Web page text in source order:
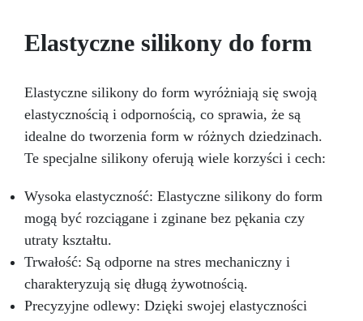
Elastyczne silikony do form
Elastyczne silikony do form wyróżniają się swoją
elastycznością i odpornością, co sprawia, że są
idealne do tworzenia form w różnych dziedzinach.
Te specjalne silikony oferują wiele korzyści i cech:
Wysoka elastyczność: Elastyczne silikony do form
mogą być rozciągane i zginane bez pękania czy
utraty kształtu.
Trwałość: Są odporne na stres mechaniczny i
charakteryzują się długą żywotnością.
Precyzyjne odlewy: Dzięki swojej elastyczności